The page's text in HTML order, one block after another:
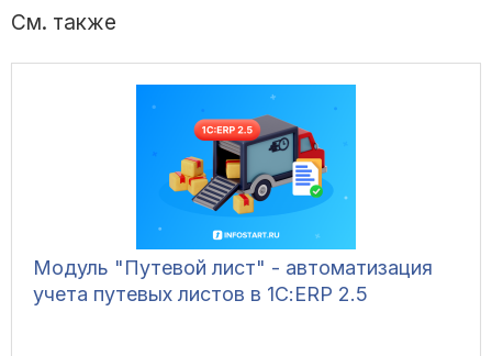
См. также
Модуль "Путевой лист" - автоматизация
учета путевых листов в 1С:ERP 2.5